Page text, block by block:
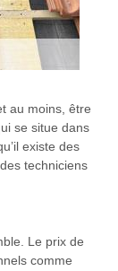
au moins, être
se situe dans
existe des
techniciens
Le prix de
comme